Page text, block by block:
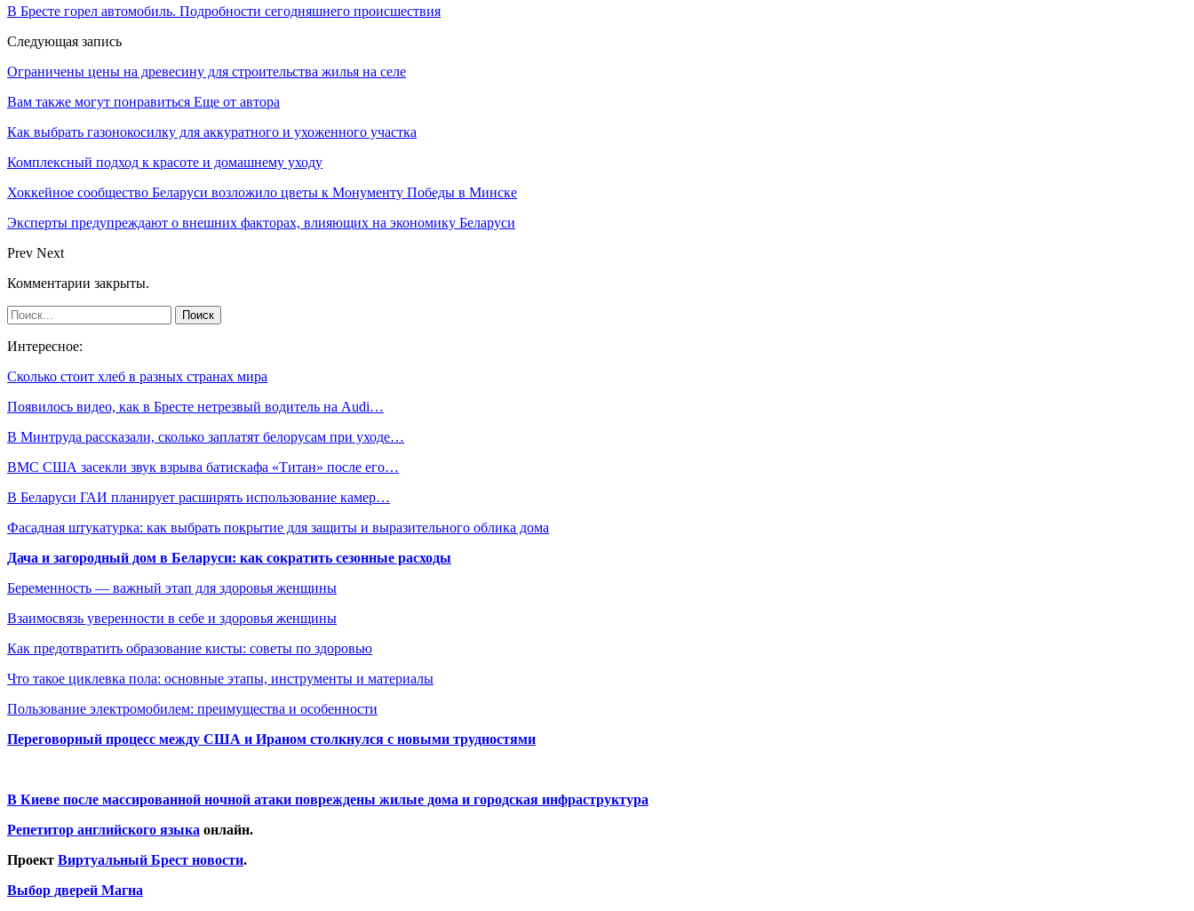
В Бресте горел автомобиль. Подробности сегодняшнего происшествия
Следующая запись
Ограничены цены на древесину для строительства жилья на селе
Вам также могут понравиться Еще от автора
Как выбрать газонокосилку для аккуратного и ухоженного участка
Комплексный подход к красоте и домашнему уходу
Хоккейное сообщество Беларуси возложило цветы к Монументу Победы в Минске
Эксперты предупреждают о внешних факторах, влияющих на экономику Беларуси
Prev Next
Комментарии закрыты.
Интересное:
Сколько стоит хлеб в разных странах мира
Появилось видео, как в Бресте нетрезвый водитель на Audi…
В Минтруда рассказали, сколько заплатят белорусам при уходе…
ВМС США засекли звук взрыва батискафа «Титан» после его…
В Беларуси ГАИ планирует расширять использование камер…
Фасадная штукатурка: как выбрать покрытие для защиты и выразительного облика дома
Дача и загородный дом в Беларуси: как сократить сезонные расходы
Беременность — важный этап для здоровья женщины
Взаимосвязь уверенности в себе и здоровья женщины
Как предотвратить образование кисты: советы по здоровью
Что такое циклевка пола: основные этапы, инструменты и материалы
Пользование электромобилем: преимущества и особенности
Переговорный процесс между США и Ираном столкнулся с новыми трудностями
В Киеве после массированной ночной атаки повреждены жилые дома и городская инфраструктура
Репетитор английского языка онлайн.
Проект Виртуальный Брест новости.
Выбор дверей Магна